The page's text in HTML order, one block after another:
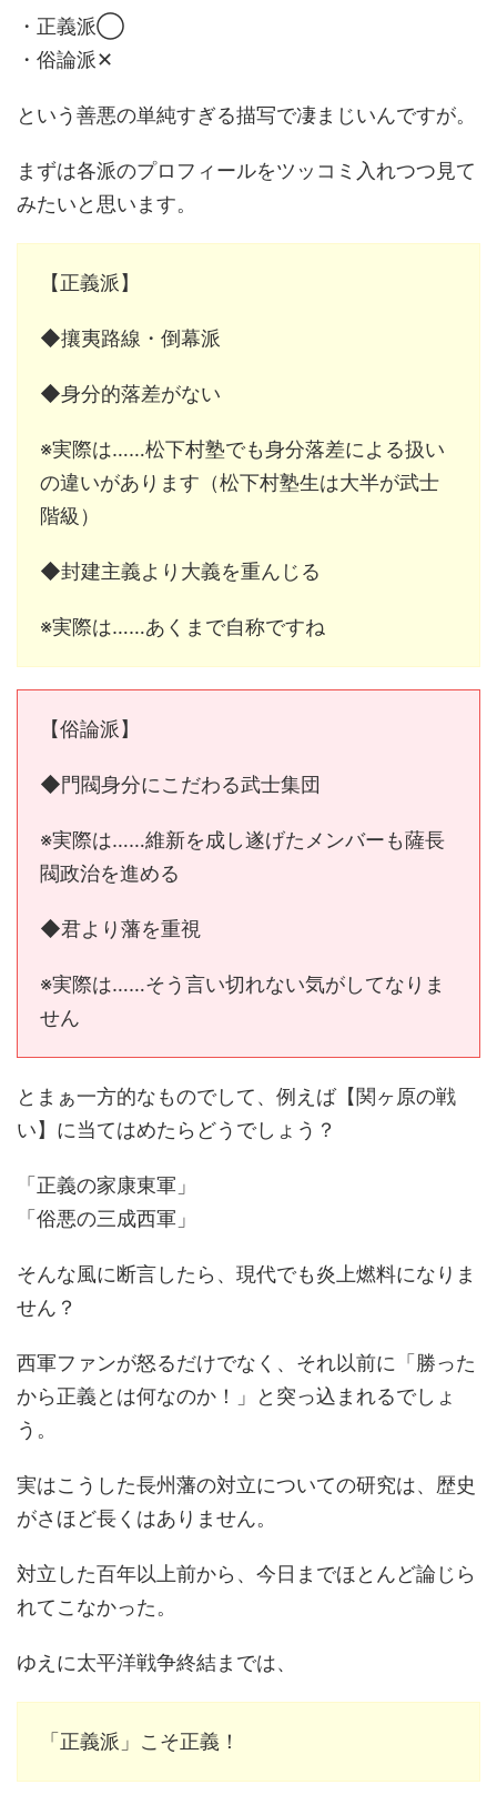
・正義派◯
・俗論派✕
という善悪の単純すぎる描写で凄まじいんですが。
まずは各派のプロフィールをツッコミ入れつつ見て
みたいと思います。
【正義派】
◆攘夷路線・倒幕派
◆身分的落差がない
※実際は……松下村塾でも身分落差による扱い
の違いがあります（松下村塾生は大半が武士
階級）
◆封建主義より大義を重んじる
※実際は……あくまで自称ですね
【俗論派】
◆門閥身分にこだわる武士集団
※実際は……維新を成し遂げたメンバーも薩長
閥政治を進める
◆君より藩を重視
※実際は……そう言い切れない気がしてなりま
せん
とまぁ一方的なものでして、例えば【関ヶ原の戦
い】に当てはめたらどうでしょう？
「正義の家康東軍」
「俗悪の三成西軍」
そんな風に断言したら、現代でも炎上燃料になりま
せん？
西軍ファンが怒るだけでなく、それ以前に「勝った
から正義とは何なのか！」と突っ込まれるでしょ
う。
実はこうした長州藩の対立についての研究は、歴史
がさほど長くはありません。
対立した百年以上前から、今日までほとんど論じら
れてこなかった。
ゆえに太平洋戦争終結までは、
「正義派」こそ正義！